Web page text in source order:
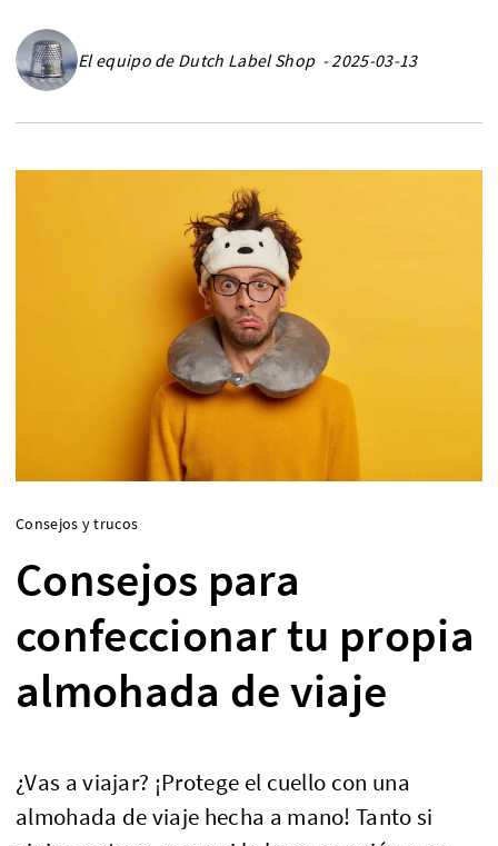
El equipo de Dutch Label Shop - 2025-03-13
Consejos y trucos
Consejos para
confeccionar tu propia
almohada de viaje
¿Vas a viajar? ¡Protege el cuello con una
almohada de viaje hecha a mano! Tanto si